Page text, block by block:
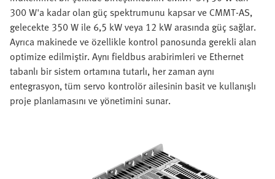
300 W'a kadar olan güç spektrumunu kapsar ve CMMT-AS,
gelecekte 350 W ile 6,5 kW veya 12 kW arasında güç sağlar.
Ayrıca makinede ve özellikle kontrol panosunda gerekli alan
optimize edilmiştir. Aynı fieldbus arabirimleri ve Ethernet
tabanlı bir sistem ortamına tutarlı, her zaman aynı
entegrasyon, tüm servo kontrolör ailesinin basit ve kullanışlı
proje planlamasını ve yönetimini sunar.